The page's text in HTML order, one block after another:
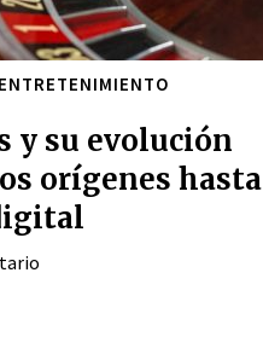
y su evolución
orígenes hasta